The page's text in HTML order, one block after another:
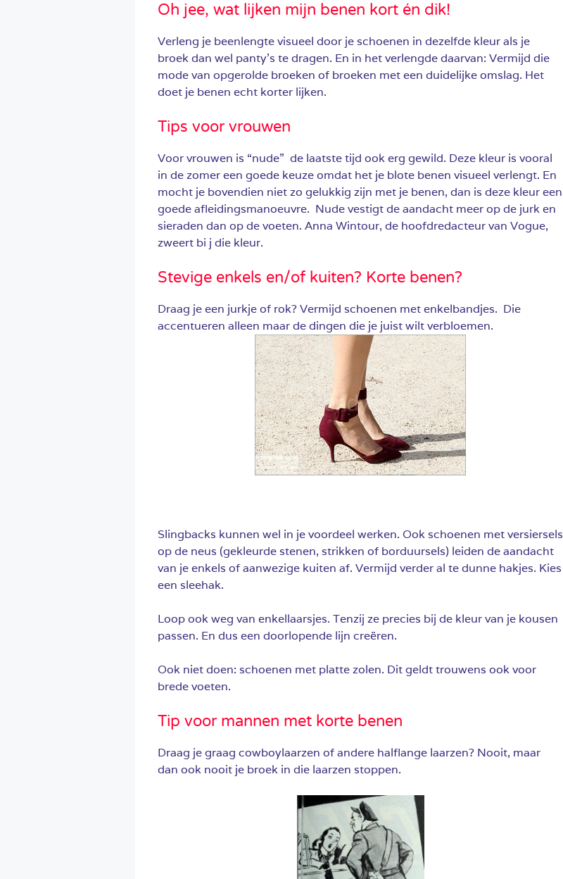
Oh jee, wat lijken mijn benen kort én dik!
Verleng je beenlengte visueel door je schoenen in dezelfde kleur als je
broek dan wel panty’s te dragen. En in het verlengde daarvan: Vermijd die
mode van opgerolde broeken of broeken met een duidelijke omslag. Het
doet je benen echt korter lijken.
Tips voor vrouwen
Voor vrouwen is “nude” de laatste tijd ook erg gewild. Deze kleur is vooral
in de zomer een goede keuze omdat het je blote benen visueel verlengt. En
mocht je bovendien niet zo gelukkig zijn met je benen, dan is deze kleur een
goede afleidingsmanoeuvre. Nude vestigt de aandacht meer op de jurk en
sieraden dan op de voeten. Anna Wintour, de hoofdredacteur van Vogue,
zweert bi j die kleur.
Stevige enkels en/of kuiten? Korte benen?
Draag je een jurkje of rok? Vermijd schoenen met enkelbandjes. Die
accentueren alleen maar de dingen die je juist wilt verbloemen.
Slingbacks kunnen wel in je voordeel werken. Ook schoenen met versiersels
op de neus (gekleurde stenen, strikken of borduursels) leiden de aandacht
van je enkels of aanwezige kuiten af. Vermijd verder al te dunne hakjes. Kies
een sleehak.
Loop ook weg van enkellaarsjes. Tenzij ze precies bij de kleur van je kousen
passen. En dus een doorlopende lijn creëren.
Ook niet doen: schoenen met platte zolen. Dit geldt trouwens ook voor
brede voeten.
Tip voor mannen met korte benen
Draag je graag cowboylaarzen of andere halflange laarzen? Nooit, maar
dan ook nooit je broek in die laarzen stoppen.